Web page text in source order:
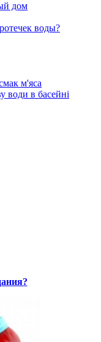
дом
воды?
м'яса
води в басейні